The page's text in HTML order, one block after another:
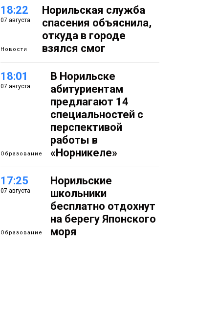
18:22
07 августа
Новости
Норильская служба
спасения объяснила,
откуда в городе
взялся смог
18:01
07 августа
Образование
В Норильске
абитуриентам
предлагают 14
специальностей с
перспективой
работы в
«Норникеле»
17:25
07 августа
Образование
Норильские
школьники
бесплатно отдохнут
на берегу Японского
моря